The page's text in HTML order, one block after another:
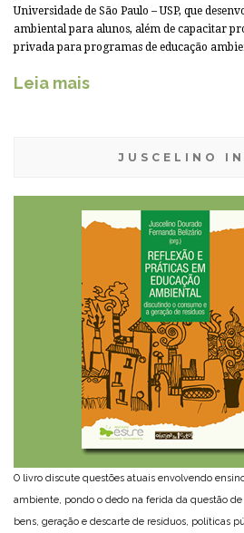
Universidade de São Paulo – USP, que
ambiental para alunos, além de capacitar
privada para programas de educação
Leia mais
JUSCELINO
O livro discute questões atuais envolvendo
ambiente, pondo o dedo na ferida da questão
bens, geração e descarte de resíduos, políticas